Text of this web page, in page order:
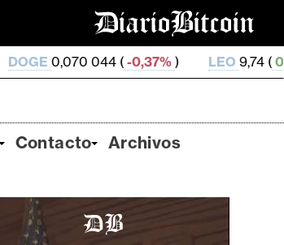
-0,37%) LEO9,74 (0,04% ZEC
Contacto Archivos